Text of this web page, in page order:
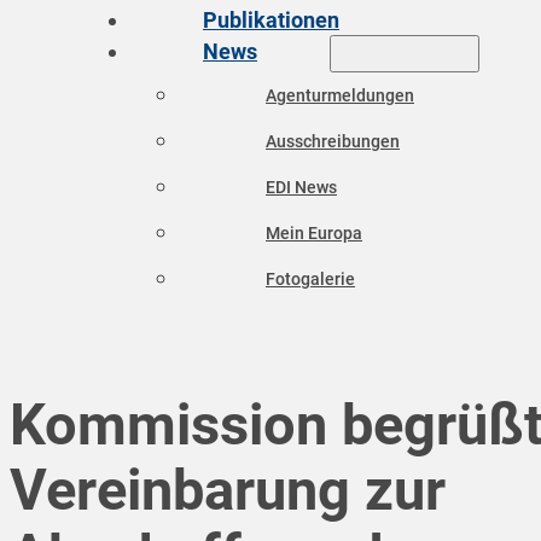
Publikationen
News
Agenturmeldungen
Ausschreibungen
EDI News
Mein Europa
Fotogalerie
Kommission
Vereinbarung zur